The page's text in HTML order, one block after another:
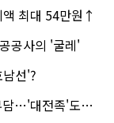
최대 54만원↑
공사의 '굴레'
선'?
대전족'도 불똥